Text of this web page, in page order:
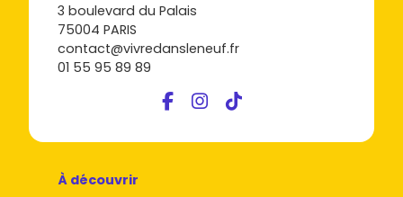
3 boulevard du Palais
75004 PARIS
contact@vivredansleneuf.fr
01 55 95 89 89
À découvrir